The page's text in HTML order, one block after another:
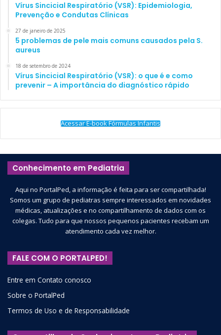
Vírus Sincicial Respiratório (VSR): Epidemiologia,
Prevenção e Condutas Clínicas
27 de janeiro de 2025
5 problemas de pele mais comuns causados pela S.
aureus
18 de setembro de 2024
Vírus Sincicial Respiratório (VSR): o que é e como
prevenir – A importância do diagnóstico rápido
Acessar E-book Fórmulas Infantis
Conhecimento em Pediatria
Aqui no PortalPed, a informação é feita para ser compartilhada!
Somos um grupo de pediatras sempre interessados em novidades
médicas, atualizações e no compartilhamento de dados com os
colegas. Tudo para que nossos pequenos pacientes recebam um
atendimento cada vez melhor.
FALE COM O PORTALPED!
Entre em Contato conosco
Sobre o PortalPed
Termos de Uso e de Responsabilidade